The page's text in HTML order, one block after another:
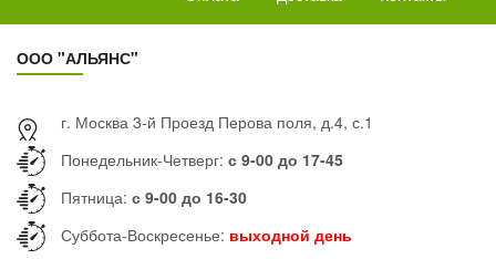
ООО "АЛЬЯНС"
г. Москва 3-й Проезд Перова поля, д.4, с.1
Понедельник-Четверг: с 9-00 до 17-45
Пятница: с 9-00 до 16-30
Суббота-Воскресенье: выходной день